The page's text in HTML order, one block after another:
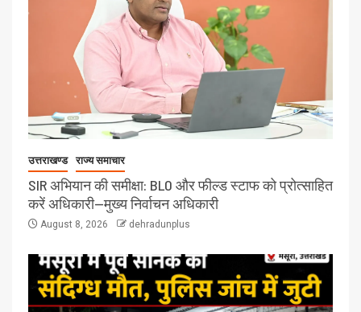
उत्तराखण्ड राज्य समाचार
SIR अभियान की समीक्षा: BLO और फील्ड स्टाफ को प्रोत्साहित
करें अधिकारी—मुख्य निर्वाचन अधिकारी
August 8, 2026 dehradunplus